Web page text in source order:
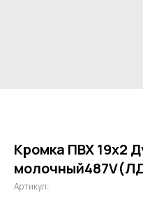
Кромка ПВХ 19х2
Артикул: